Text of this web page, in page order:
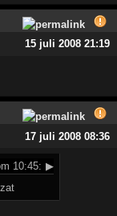
15 juli 2008 21:19
17 juli 2008 08:36
10:45: ▶